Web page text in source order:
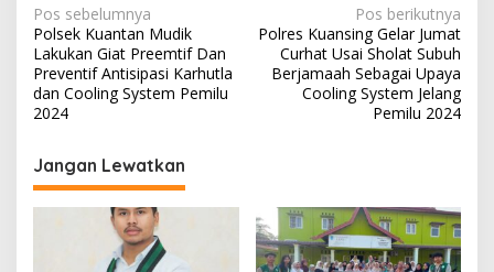
N
a
v
i
a
s
Pos sebelumnya
Polsek Kuantan Mudik
Lakukan Giat Preemtif Dan
Preventif Antisipasi Karhutla
dan Cooling System Pemilu
2024
Pos berikutnya
Polres Kuansing Gelar Jumat
Curhat Usai Sholat Subuh
Berjamaah Sebagai Upaya
Cooling System Jelang
Pemilu 2024
Jangan Lewatkan